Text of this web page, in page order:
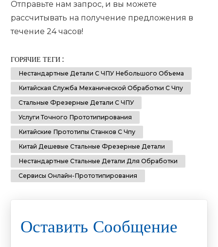
Отправьте нам запрос, и вы можете
рассчитывать на получение предложения в
течение 24 часов!
ГОРЯЧИЕ ТЕГИ :
Нестандартные Детали С ЧПУ Небольшого Объема
Китайская Служба Механической Обработки С Чпу
Стальные Фрезерные Детали С ЧПУ
Услуги Точного Прототипирования
Китайские Прототипы Станков С Чпу
Китай Дешевые Стальные Фрезерные Детали
Нестандартные Стальные Детали Для Обработки
Сервисы Онлайн-Прототипирования
Оставить Сообщение